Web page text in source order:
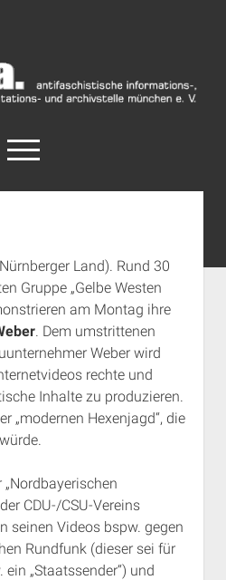
open
menu
rss info@aida-archiv.de
Aktuelles
Termine
open
dropdown
menu
Termine im Süden
Termine in München
im Süden
München
Archiv
open
dropdown
menu
V. unterstützen
a.i.d.a.
& Facebook
& PGP-Key
Land). Rund 30
Gruppe „Gelbe Westen
am Montag ihre
. Dem umstrittenen
Weber wird
rechte und
Inhalte zu produzieren.
„modernen Hexenjagd“, die
CDU-/CSU-Vereins
seinen Videos bspw. gegen
Rundfunk (dieser sei für
ein „Staatssender“) und